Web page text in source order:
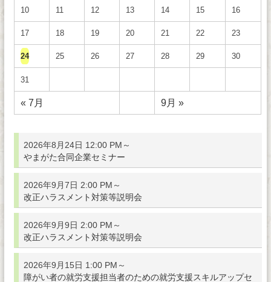
10 11 12 13 14 15 16
17 18 19 20 21 22 23
24 25 26 27 28 29 30
31
« 7月 9月 »
2026年8月24日 12:00 PM～
やまがた合同企業セミナー
2026年9月7日 2:00 PM～
改正ハラスメント対策等説明会
2026年9月9日 2:00 PM～
改正ハラスメント対策等説明会
2026年9月15日 1:00 PM～
障がい者の就労支援担当者のための就労支援スキルアップセ